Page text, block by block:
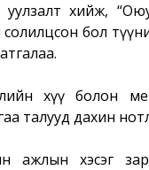
хийж,
солилцсон бол
хүү болон
талууд дахин
ажлын хэсэг